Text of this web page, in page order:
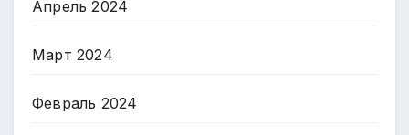
Апрель 2024
Март 2024
Февраль 2024